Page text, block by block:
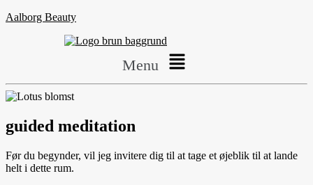
Aalborg Beauty
Menu
guided meditation
Før du begynder, vil jeg invitere dig til at tage et øjeblik til at lande
helt i dette rum.